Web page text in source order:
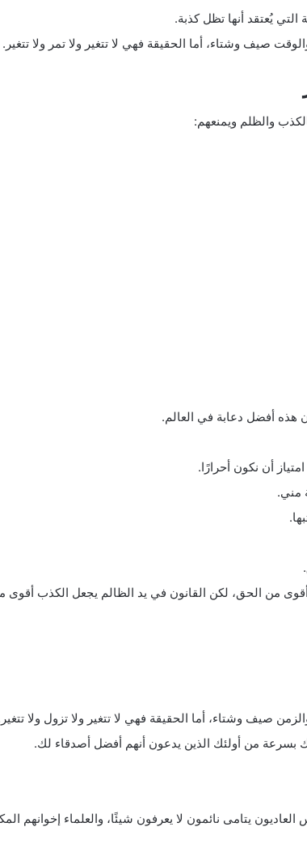
يُعتقد أنها تظل كذبة.
صيف وشتاء، أما الحقيقة فهي لا تتغير ولا تمر ولا تتغير.
والظلم ويمنعهم:
هذه أفضل دعابة في العالم.
أن نكون أحرارًا.
مني.
من الحق، لكن القانون في يد الظالم يجعل الكذب أقوى
صيف وشتاء، أما الحقيقة فهي لا تتغير ولا تزول ولا
من أولئك الذين يدعون أنهم أفضل أصدقاء لك.
العاديون يتامى نائمون لا يعرفون شيئًا، والعلماء إخوانهم